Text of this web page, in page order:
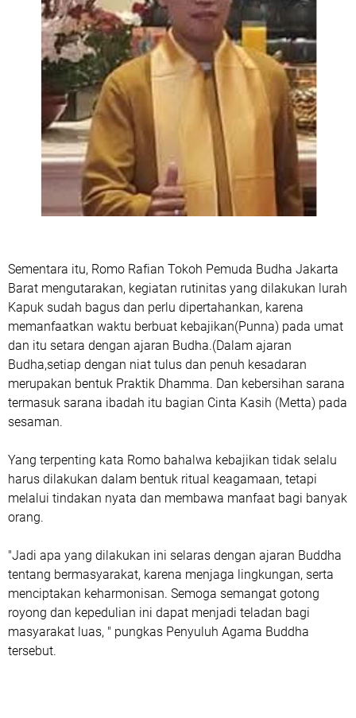
Sementara itu, Romo Rafian Tokoh Pemuda Budha Jakarta
Barat mengutarakan, kegiatan rutinitas yang dilakukan lurah
Kapuk sudah bagus dan perlu dipertahankan, karena
memanfaatkan waktu berbuat kebajikan(Punna) pada umat
dan itu setara dengan ajaran Budha.(Dalam ajaran
Budha,setiap dengan niat tulus dan penuh kesadaran
merupakan bentuk Praktik Dhamma. Dan kebersihan sarana
termasuk sarana ibadah itu bagian Cinta Kasih (Metta) pada
sesaman.
Yang terpenting kata Romo bahalwa kebajikan tidak selalu
harus dilakukan dalam bentuk ritual keagamaan, tetapi
melalui tindakan nyata dan membawa manfaat bagi banyak
orang.
"Jadi apa yang dilakukan ini selaras dengan ajaran Buddha
tentang bermasyarakat, karena menjaga lingkungan, serta
menciptakan keharmonisan. Semoga semangat gotong
royong dan kepedulian ini dapat menjadi teladan bagi
masyarakat luas, " pungkas Penyuluh Agama Buddha
tersebut.